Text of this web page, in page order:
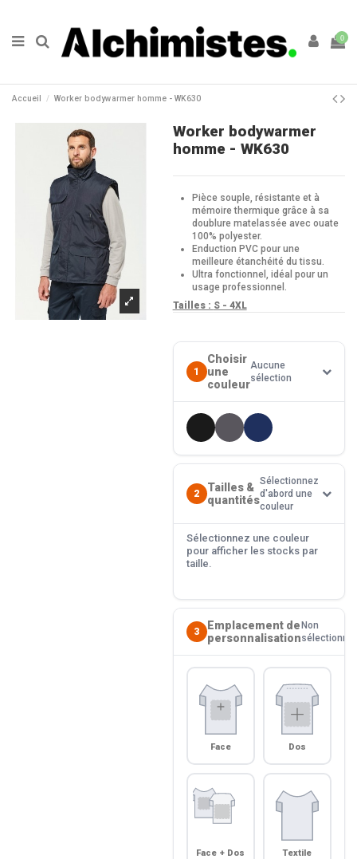
0
Accueil Worker bodywarmer homme - WK630
Worker bodywarmer
homme - WK630
Pièce souple, résistante et à
mémoire thermique grâce à sa
doublure matelassée avec ouate
100% polyester.
Enduction PVC pour une
meilleure étanchéité du tissu.
Ultra fonctionnel, idéal pour un
usage professionnel.
Tailles : S - 4XL
1
Choisir
une
couleur
Aucune
sélection
2
Tailles &
quantités
Sélectionnez
d'abord une
couleur
Sélectionnez une couleur
pour afficher les stocks par
taille.
3
Emplacement de
personnalisation
Non
sélectionné
Face Dos
Face + Dos
Textile